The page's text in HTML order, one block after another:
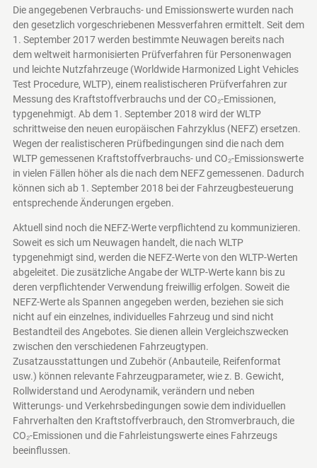
Die angegebenen Verbrauchs- und Emissionswerte wurden nach
den gesetzlich vorgeschriebenen Messverfahren ermittelt. Seit dem
1. September 2017 werden bestimmte Neuwagen bereits nach
dem weltweit harmonisierten Prüfverfahren für Personenwagen
und leichte Nutzfahrzeuge (Worldwide Harmonized Light Vehicles
Test Procedure, WLTP), einem realistischeren Prüfverfahren zur
Messung des Kraftstoffverbrauchs und der CO₂-Emissionen,
typgenehmigt. Ab dem 1. September 2018 wird der WLTP
schrittweise den neuen europäischen Fahrzyklus (NEFZ) ersetzen.
Wegen der realistischeren Prüfbedingungen sind die nach dem
WLTP gemessenen Kraftstoffverbrauchs- und CO₂-Emissionswerte
in vielen Fällen höher als die nach dem NEFZ gemessenen. Dadurch
können sich ab 1. September 2018 bei der Fahrzeugbesteuerung
entsprechende Änderungen ergeben.
Aktuell sind noch die NEFZ-Werte verpflichtend zu kommunizieren.
Soweit es sich um Neuwagen handelt, die nach WLTP
typgenehmigt sind, werden die NEFZ-Werte von den WLTP-Werten
abgeleitet. Die zusätzliche Angabe der WLTP-Werte kann bis zu
deren verpflichtender Verwendung freiwillig erfolgen. Soweit die
NEFZ-Werte als Spannen angegeben werden, beziehen sie sich
nicht auf ein einzelnes, individuelles Fahrzeug und sind nicht
Bestandteil des Angebotes. Sie dienen allein Vergleichszwecken
zwischen den verschiedenen Fahrzeugtypen.
Zusatzausstattungen und Zubehör (Anbauteile, Reifenformat
usw.) können relevante Fahrzeugparameter, wie z. B. Gewicht,
Rollwiderstand und Aerodynamik, verändern und neben
Witterungs- und Verkehrsbedingungen sowie dem individuellen
Fahrverhalten den Kraftstoffverbrauch, den Stromverbrauch, die
CO₂-Emissionen und die Fahrleistungswerte eines Fahrzeugs
beeinflussen.